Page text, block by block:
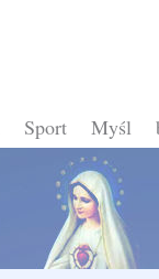
Sport Myśl